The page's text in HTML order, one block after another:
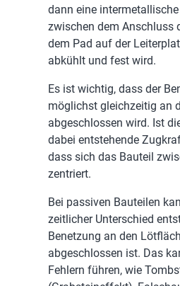
dann eine
zwischen dem Anschluss
dem Pad auf der
abkühlt und fest wird.
Es ist wichtig, dass der
möglichst gleichzeitig an
abgeschlossen wird. Ist
dabei entstehende
dass sich das Bauteil
zentriert.
Bei passiven Bauteilen
zeitlicher Unterschied
Benetzung an den
abgeschlossen ist. Das
Fehlern führen, wie